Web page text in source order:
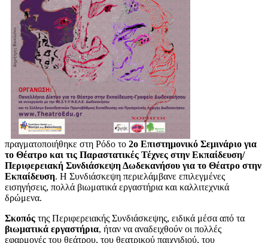
πραγματοποιήθηκε στη Ρόδο το 2ο Επιστημονικό Σεμινάριο για
το Θέατρο και τις Παραστατικές Τέχνες στην Εκπαίδευση/
Περιφερειακή Συνδιάσκεψη Δωδεκανήσου για το Θέατρο στην
Εκπαίδευση. Η Συνδιάσκεψη περιελάμβανε επιλεγμένες
εισηγήσεις, πολλά βιωματικά εργαστήρια και καλλιτεχνικά
δρώμενα.
Σκοπός της Περιφερειακής Συνδιάσκεψης, ειδικά μέσα από τα
βιωματικά εργαστήρια, ήταν να αναδειχθούν οι πολλές
εφαρμογές του θεάτρου, του θεατρικού παιχνιδιού, του